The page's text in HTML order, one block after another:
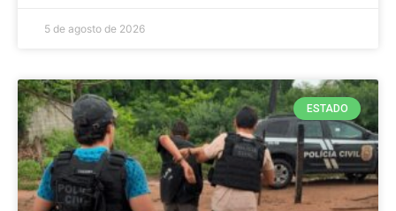
5 de agosto de 2026
ESTADO